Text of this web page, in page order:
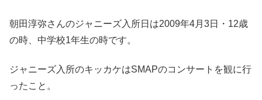
朝田淳弥さんのジャニーズ入所日は2009年4月3日・12歳
の時、中学校1年生の時です。
ジャニーズ入所のキッカケはSMAPのコンサートを観に行
ったこと。